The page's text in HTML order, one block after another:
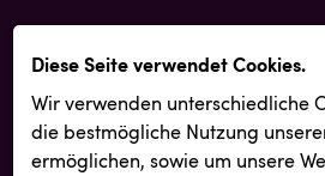
Diese Seite verwendet Cookies.
Wir verwenden unterschiedliche
die best­mögliche Nutzung
ermöglichen, sowie um unsere